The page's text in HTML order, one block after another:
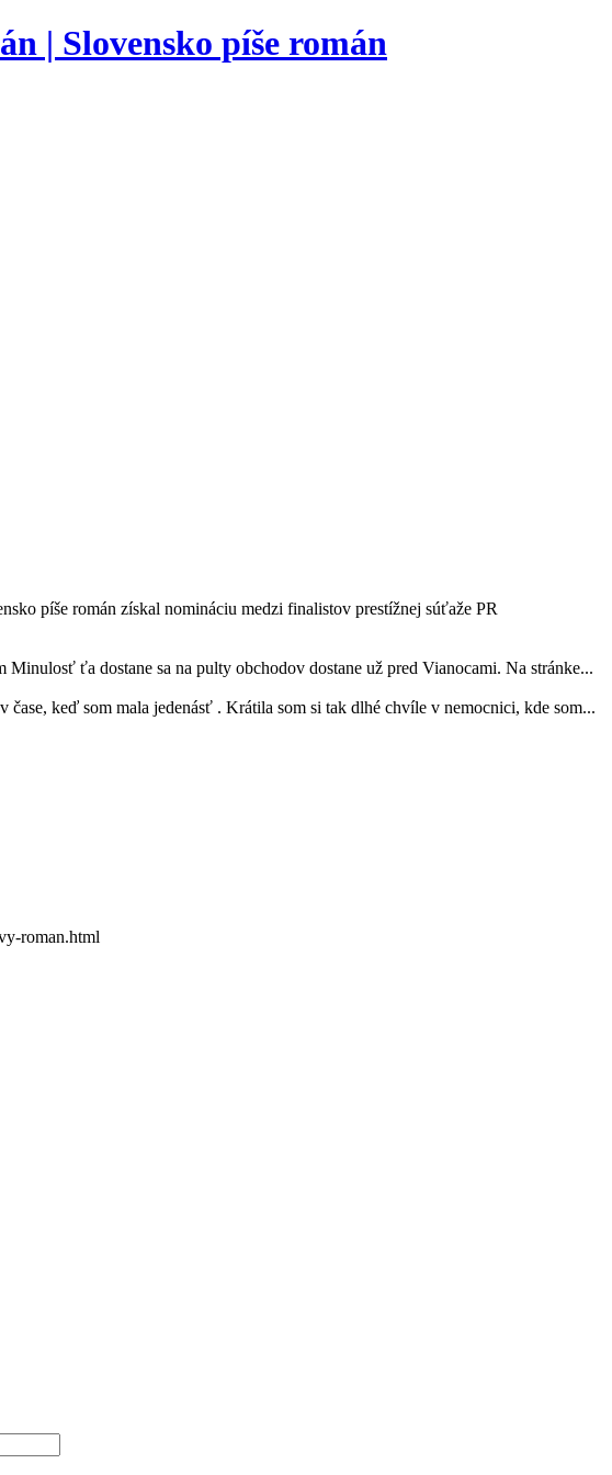
píše román získal nomináciu medzi finalistov prestížnej súťaže PR
ťa dostane sa na pulty obchodov dostane už pred Vianocami. Na stránke...
keď som mala jedenásť . Krátila som si tak dlhé chvíle v nemocnici, kde som...
roman.html